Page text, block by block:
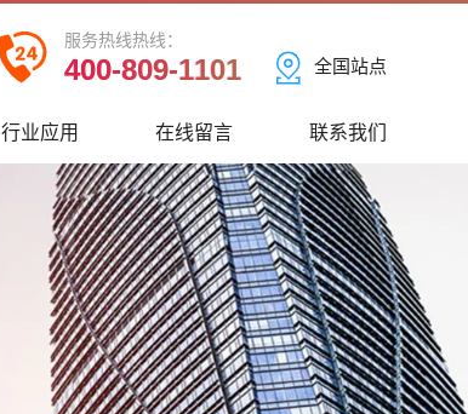
全国站点
服务热线热线：
400-809-1101
行业应用 在线留言 联系我们